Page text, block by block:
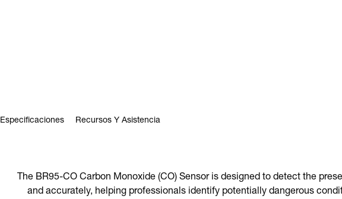
Especificaciones Recursos Y Asistencia
The BR95-CO Carbon Monoxide (CO) Sensor is designed to detect the
and accurately, helping professionals identify potentially dangerous